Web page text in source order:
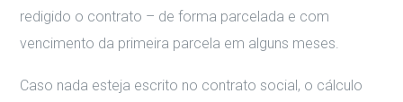
redigido o contrato – de forma parcelada e com
vencimento da primeira parcela em alguns meses.
Caso nada esteja escrito no contrato social, o cálculo